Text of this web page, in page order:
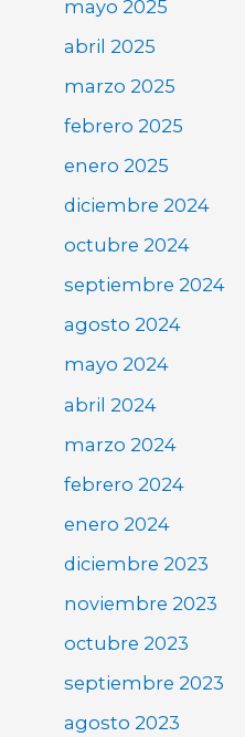
mayo 2025
abril 2025
marzo 2025
febrero 2025
enero 2025
diciembre 2024
octubre 2024
septiembre 2024
agosto 2024
mayo 2024
abril 2024
marzo 2024
febrero 2024
enero 2024
diciembre 2023
noviembre 2023
octubre 2023
septiembre 2023
agosto 2023